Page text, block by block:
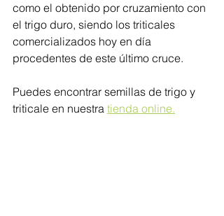
como el obtenido por cruzamiento con
el trigo duro, siendo los triticales
comercializados hoy en día
procedentes de este último cruce.
Puedes encontrar semillas de trigo y
triticale en nuestra tienda online.